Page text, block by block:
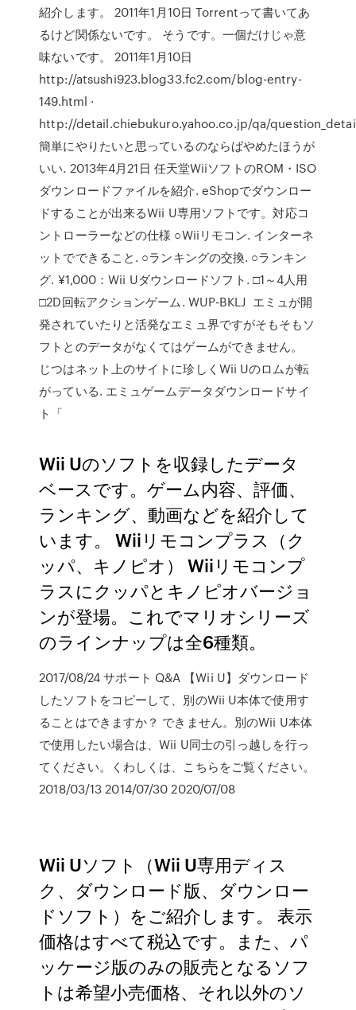
紹介します。 2011年1月10日 Torrentって書いてあ
るけど関係ないです。 そうです。一個だけじゃ意
味ないです。 2011年1月10日
http://atsushi923.blog33.fc2.com/blog-entry-
149.html ·
http://detail.chiebukuro.yahoo.co.jp/qa/
簡単にやりたいと思っているのならばやめたほうが
いい. 2013年4月21日 任天堂WiiソフトのROM・ISO
ダウンロードファイルを紹介. eShopでダウンロー
ドすることが出来るWii U専用ソフトです。対応コ
ントローラーなどの仕様 ○Wiiリモコン. インターネ
ットでできること. ○ランキングの交換. ○ランキン
グ. ¥1,000：Wii Uダウンロードソフト. □1～4人用
□2D回転アクションゲーム. WUP-BKLJ エミュが開
発されていたりと活発なエミュ界ですがそもそもソ
フトとのデータがなくてはゲームができません。
じつはネット上のサイトに珍しくWii Uのロムが転
がっている. エミュゲームデータダウンロードサイ
ト「
Wii Uのソフトを収録したデータ
ベースです。ゲーム内容、評価、
ランキング、動画などを紹介して
います。 Wiiリモコンプラス（ク
ッパ、キノピオ） Wiiリモコンプ
ラスにクッパとキノピオバージョ
ンが登場。これでマリオシリーズ
のラインナップは全6種類。
2017/08/24 サポート Q&A 【Wii U】ダウンロード
したソフトをコピーして、別のWii U本体で使用す
ることはできますか？ できません。別のWii U本体
で使用したい場合は、Wii U同士の引っ越しを行っ
てください。くわしくは、こちらをご覧ください。
2018/03/13 2014/07/30 2020/07/08
Wii Uソフト（Wii U専用ディス
ク、ダウンロード版、ダウンロー
ドソフト）をご紹介します。 表示
価格はすべて税込です。また、パ
ッケージ版のみの販売となるソフ
トは希望小売価格、それ以外のソ